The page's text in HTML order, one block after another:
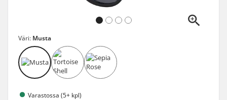
Väri: Musta
Varastossa (5+ kpl)